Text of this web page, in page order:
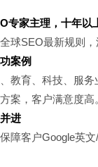
专家主理，十年以
球SEO最新规则，
案例
教育、科技、服务
案，客户满意度高
进
障客户Google英